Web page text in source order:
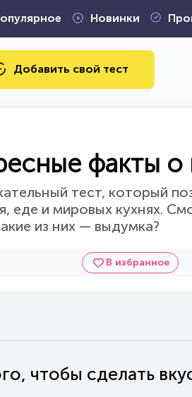
Новинки
Добавить свой тест
факты о
тест, который
еде и мировых кухнях.
из них — выдумка?
В избранное
чтобы сделать